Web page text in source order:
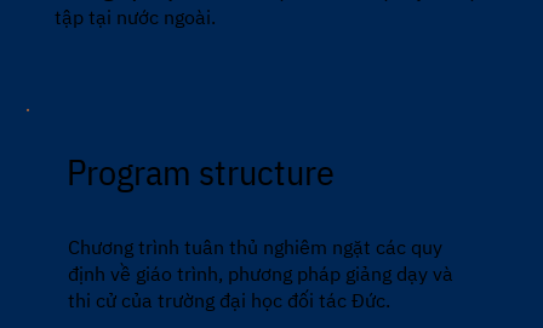
Program structure
Chương trình tuân thủ nghiêm ngặt các quy
định về giáo trình, phương pháp giảng dạy và
thi cử của trường đại học đối tác Đức.
tập tại nước ngoài.